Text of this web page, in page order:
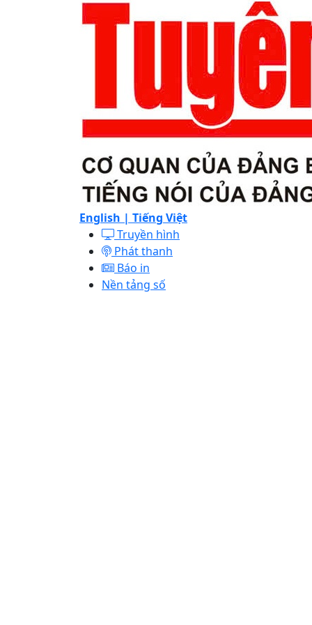
English | Tiếng Việt
Truyền hình
Phát thanh
Báo in
Nền tảng số